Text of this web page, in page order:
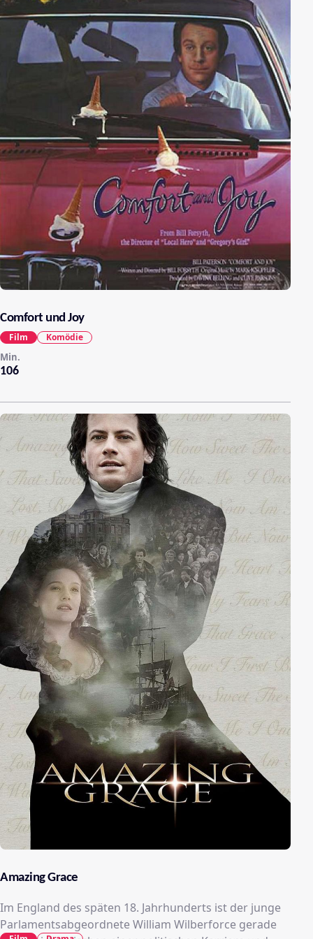
Comfort und Joy
106
Min.
Film Komödie
Amazing Grace
Im England des späten 18. Jahrhunderts ist der junge
Parlamentsabgeordnete William Wilberforce gerade